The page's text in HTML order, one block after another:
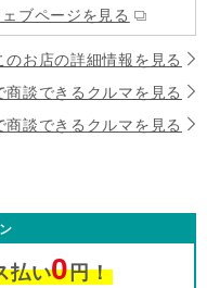
ブページを見る
のお店の詳細情報を見る
商談できるクルマを見る
商談できるクルマを見る
払い0円！